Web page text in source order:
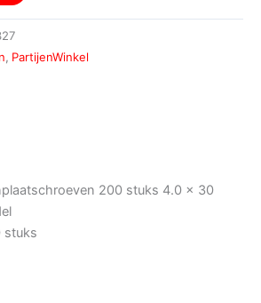
, PartijenWinkel
200 stuks 4.0 x 30
stuks